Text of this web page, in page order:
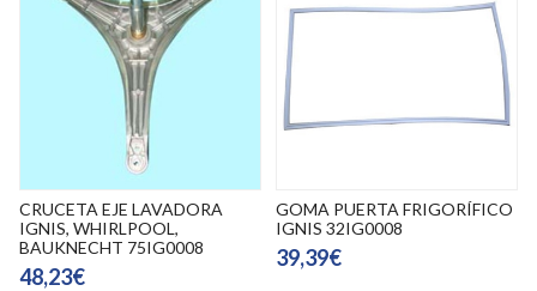
CRUCETA EJE LAVADORA
IGNIS, WHIRLPOOL,
BAUKNECHT 75IG0008
48,23€
GOMA PUERTA FRIGORÍFICO
IGNIS 32IG0008
39,39€